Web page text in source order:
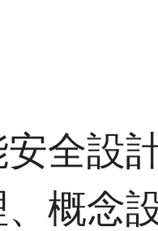
全設
概念